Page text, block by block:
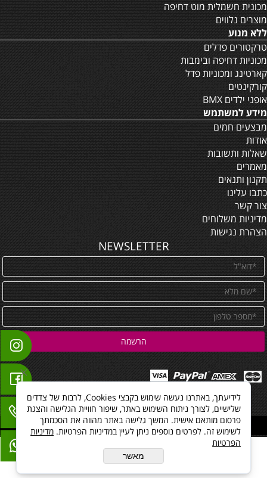
מכונית חשמלית מוט דחיפה
מוצרים נלווים
ללא מנוע
טרקטורים פדלים
מכוניות דחיפה ובימבות
קארטינג ומכוניות פדל
קורקינטים
אופני ילדים BMX
מידע למשתמש
מבצעים חמים
אודות
שאלות ותשובות
מאמרים
תקנון ותנאים
כתבו עלינו
צור קשר
מדיניות משלוחים
הצהרת נגישות
NEWSLETTER
All Rights reserved
לידיעתך, באתרנו נעשה שימוש בקבצי Cookies, לרבות של צדדים
שלישיים, לצורך ניתוח השימוש באתר, שיפור חוויית הגלישה והצגת
פרסום מותאם אישית. המשך גלישה באתר מהווה את הסכמתך
לשימוש זה. לפרטים נוספים ניתן לעיין במדיניות הפרטיות. מדיניות
הפרטיות
מאשר